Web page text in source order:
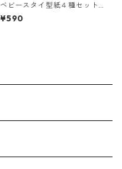
ベビースタイ型紙４種セット
（919-002）
¥590